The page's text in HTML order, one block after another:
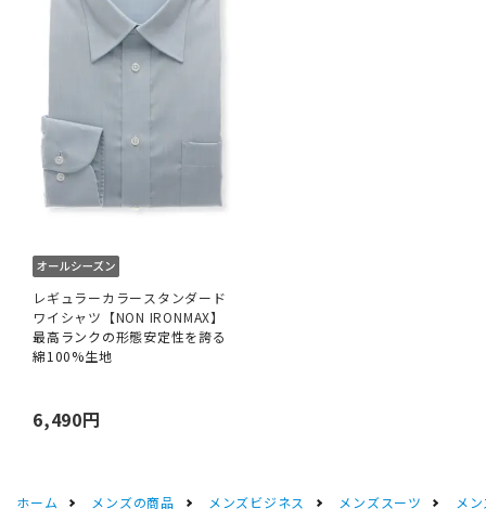
レギュラーカラースタンダード
ワイシャツ【NON IRONMAX】
最高ランクの形態安定性を誇る
綿100%生地
6,490円
ホーム メンズの商品 メンズビジネス メンズスーツ
メ